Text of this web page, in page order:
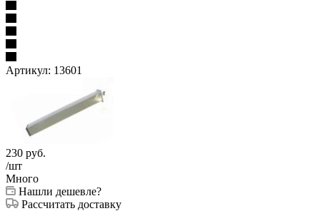
Артикул: 13601
230 руб.
/шт
Много
Нашли дешевле?
Рассчитать доставку